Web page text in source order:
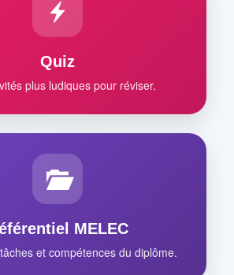
Quiz
plus ludiques pour réviser.
MELEC
et compétences du diplôme.